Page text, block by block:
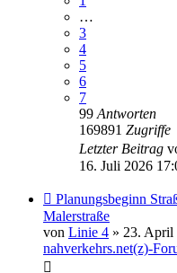
…
3
4
5
6
7
99 Antworten
169891 Zugriffe
Letzter Beitrag
16. Juli 2026
Neuer
Beitrag
Planungsbeginn
Malerstraße
von Linie 4 » 23. April
nahverkehrs.net(z)-